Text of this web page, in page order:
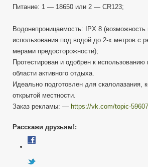
Питание: 1 — 18650 или 2 — CR123;
Водонепроницаемость: IPX 8 (возможность
использования под водой до 2-х метров с
мерами предосторожности);
Протестирован и одобрен к
области активного отдыха.
Идеально подготовлен для скалолазания,
открытой местности.
Заказ рекламы: — https://vk.com/topic-
Расскажи друзьям!: